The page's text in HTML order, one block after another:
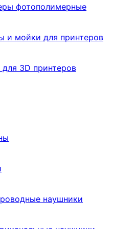
фотополимерные
и мойки для принтеров
3D принтеров
наушники